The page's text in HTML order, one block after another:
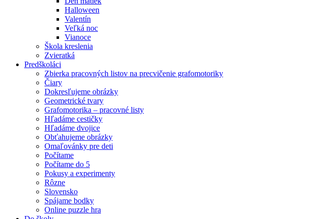
Halloween
Valentín
Veľká noc
Vianoce
Škola kreslenia
Zvieratká
Predškoláci
Zbierka pracovných listov na precvičenie grafomotoriky
Čiary
Dokresľujeme obrázky
Geometrické tvary
Grafomotorika – pracovné listy
Hľadáme cestičky
Hľadáme dvojice
Obťahujeme obrázky
Omaľovánky pre deti
Počítame
Počítame do 5
Pokusy a experimenty
Rôzne
Slovensko
Spájame bodky
Online puzzle hra